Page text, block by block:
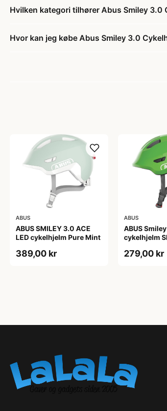
Hvilken kategori tilhører Abus Smiley
Hvor kan jeg købe Abus Smiley 3.0
ABUS
ABUS SMILEY 3.0 ACE
LED cykelhjelm Pure Mint
389,00 kr
ABUS
ABUS
cykelhjelm
cm)
279,00 kr